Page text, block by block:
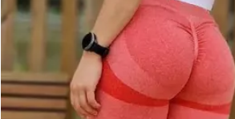
Soy nuevo
Mis compras